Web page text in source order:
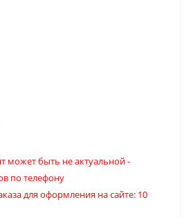
может быть не актуальной -
по телефону
для оформления на сайте: 10